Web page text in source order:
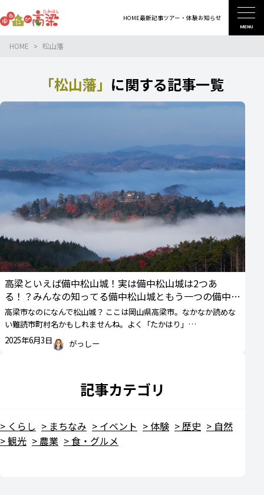
HOME最新記事ツアー・体験お知らせ
MENU
HOME 松山藩
「松山藩」 に関する記事一覧
高梁といえば備中松山城！実は備中松山城は2つあ
る！？みんなの知ってる備中松山城ともう一つの備中松
山城
高梁市なのになんで松山城？ ここは岡山県高梁市。なかなか読めな
い難読市町村名かもしれませんね。よく「たかはり」…
2025年6月3日
がっしー
記事カテゴリ
くらし まちなみ イベント 体験 歴史
自然
観光
農業 食・グルメ